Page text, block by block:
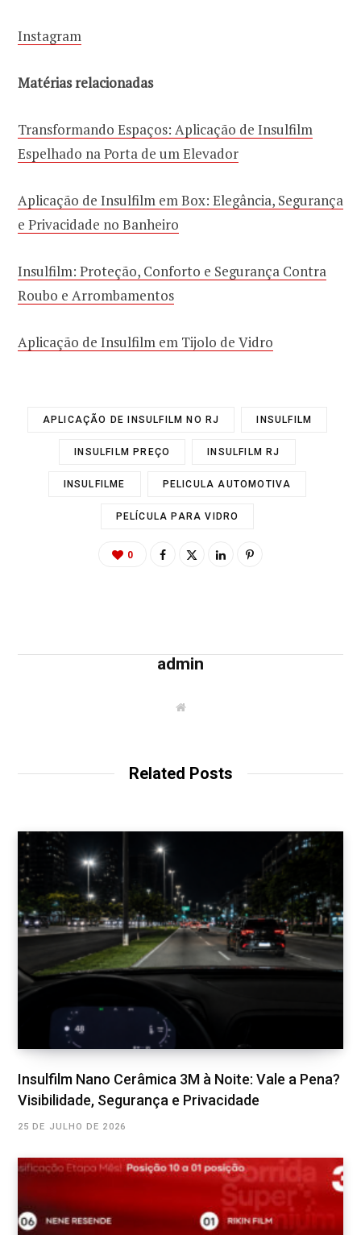
Instagram
Matérias relacionadas
Transformando Espaços: Aplicação de Insulfilm
Espelhado na Porta de um Elevador
Aplicação de Insulfilm em Box: Elegância, Segurança
e Privacidade no Banheiro
Insulfilm: Proteção, Conforto e Segurança Contra
Roubo e Arrombamentos
Aplicação de Insulfilm em Tijolo de Vidro
APLICAÇÃO DE INSULFILM NO RJ INSULFILM
INSULFILM PREÇO INSULFILM RJ
INSULFILME PELICULA AUTOMOTIVA
PELÍCULA PARA VIDRO
0
admin
W
Related Posts
Insulfilm Nano Cerâmica 3M à Noite: Vale a Pena?
Visibilidade, Segurança e Privacidade
25 DE JULHO DE 2026